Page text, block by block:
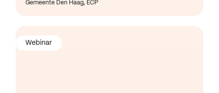
Gemeente Den Haag, ECP
Webinar